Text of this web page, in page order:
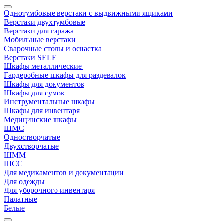
Однотумбовые верстаки с выдвижными ящиками
Верстаки двухтумбовые
Верстаки для гаража
Мобильные верстаки
Сварочные столы и оснастка
Верстаки SELF
Шкафы металлические
Гардеробные шкафы для раздевалок
Шкафы для документов
Шкафы для сумок
Инструментальные шкафы
Шкафы для инвентаря
Медицинские шкафы
ШМС
Одностворчатые
Двухстворчатые
ШММ
ШСС
Для медикаментов и документации
Для одежды
Для уборочного инвентаря
Палатные
Белые